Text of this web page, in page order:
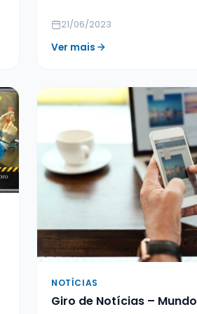
21/06/2023
Ver mais
NOTÍCIAS
Giro de Notícias – Mundo